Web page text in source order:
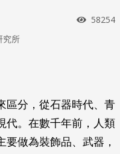
瀏覽次
58254
究所
區分，從石器時代、青
代。在數千年前，人類
做為裝飾品、武器，